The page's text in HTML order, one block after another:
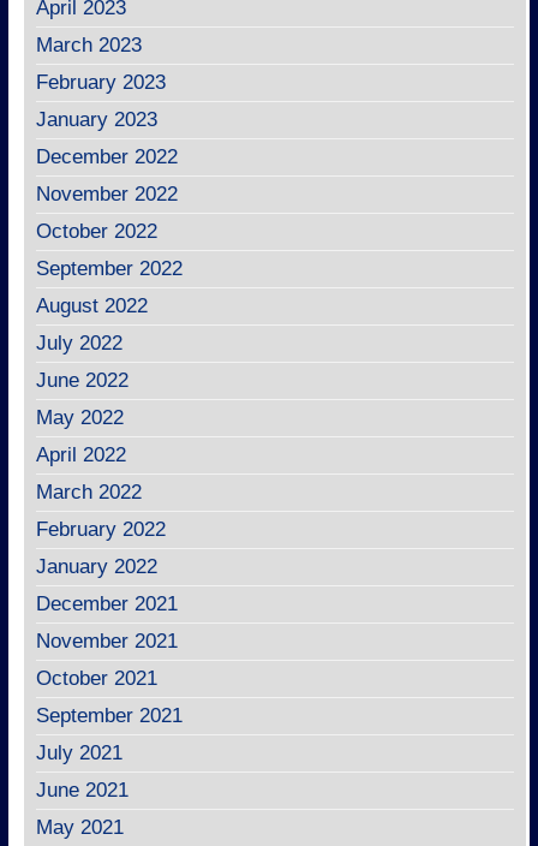
April 2023
March 2023
February 2023
January 2023
December 2022
November 2022
October 2022
September 2022
August 2022
July 2022
June 2022
May 2022
April 2022
March 2022
February 2022
January 2022
December 2021
November 2021
October 2021
September 2021
July 2021
June 2021
May 2021